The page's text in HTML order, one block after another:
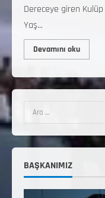
Dereceye giren Kulüp
Yaş...
Devamını oku
BAŞKANIMIZ
3.
2.